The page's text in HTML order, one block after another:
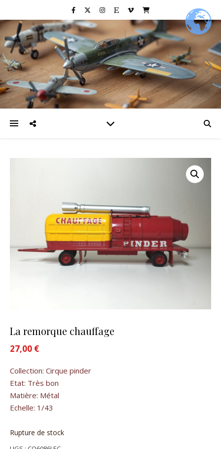
La remorque chauffage
27,00 €
Collection: Cirque pinder
Etat: Très bon
Matière: Métal
Echelle: 1/43
Rupture de stock